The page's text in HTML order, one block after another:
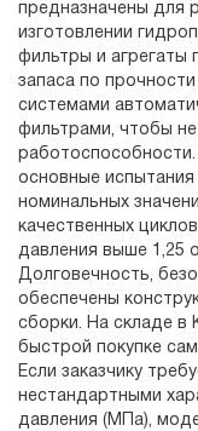
предназначены для
изготовлении
фильтры и агрегаты
запаса по
системами
фильтрами, чтобы
основные
номинальных
качественных
давления выше 1,25
Долговечность,
обеспечены
сборки. На складе в
быстрой покупке
Если заказчику
нестандартными
давления (МПа),